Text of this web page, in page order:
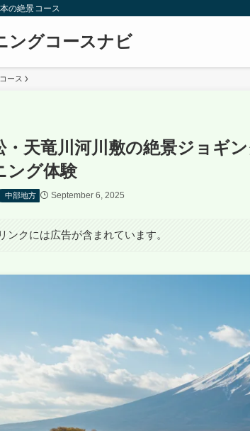
の絶景コース
ングコースナビ
ース
・天竜川河川敷の絶景ジョギ
ング体験
中部地方 September 6, 2025
ンクには広告が含まれています。